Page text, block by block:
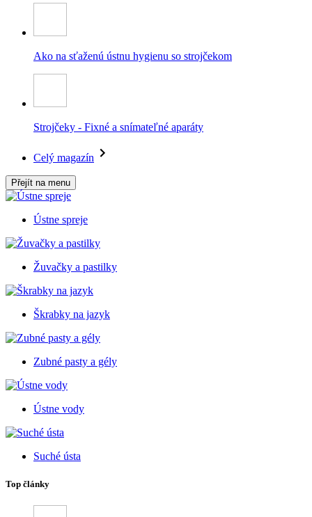
Ako na sťaženú ústnu hygienu so strojčekom
Strojčeky - Fixné a snímateľné aparáty
Celý magazín
Přejít na menu
Ústne spreje
Žuvačky a pastilky
Škrabky na jazyk
Zubné pasty a gély
Ústne vody
Suché ústa
Top články